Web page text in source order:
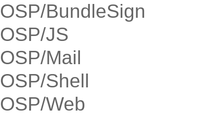
OSP/BundleSign
OSP/JS
OSP/Mail
OSP/Shell
OSP/Web